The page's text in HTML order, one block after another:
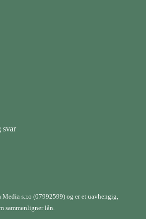
svar
s.r.o (07992599) og er et uavhengig,
sammenligner lån.